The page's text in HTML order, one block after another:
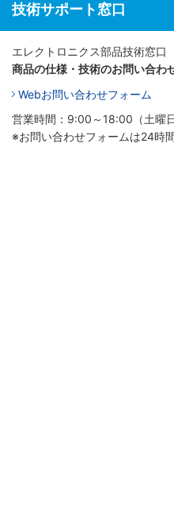
技術サポート窓口
エレクトロニクス部品技術窓口
商品の仕様・技術のお問い合わ
Webお問い合わせフォーム
営業時間：9:00～18:00（土曜
※お問い合わせフォームは24時